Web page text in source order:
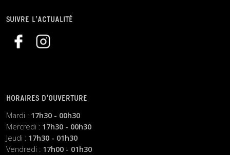
SUIVRE L’ACTUALITÉ
HORAIRES D’OUVERTURE
Mardi : 17h30 - 00h30
Mercredi : 17h30 - 00h30
Jeudi : 17h30 - 01h30
Vendredi : 17h00 - 01h30